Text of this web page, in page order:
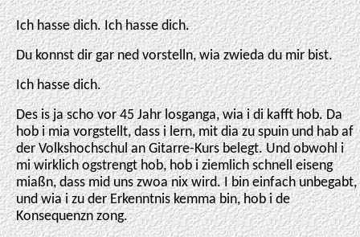
Ich hasse dich. Ich hasse dich.
Du konnst dir gar ned vorstelln, wia zwieda du mir bist.
Ich hasse dich.
Des is ja scho vor 45 Jahr losganga, wia i di kafft hob. Da
hob i mia vorgstellt, dass i lern, mit dia zu spuin und hab af
der Volkshochschul an Gitarre-Kurs belegt. Und obwohl i
mi wirklich ogstrengt hob, hob i ziemlich schnell eiseng
miaßn, dass mid uns zwoa nix wird. I bin einfach unbegabt,
und wia i zu der Erkenntnis kemma bin, hob i de
Konsequenzn zong.